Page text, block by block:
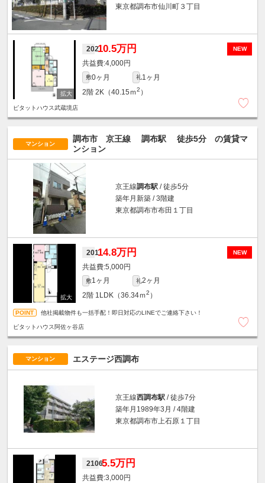
東京都調布市仙川町３丁目
NEW
20210.5万円
4,000円
敷0ヶ月 礼1ヶ月
2階 2K（40.15ｍ2 ）
ピタットハウス武蔵境店
マンション
調布市 京王線 調布駅 徒歩5分 の賃貸マ
ンション
京王線調布駅 / 徒歩5分
築年月新築 / 3階建
東京都調布市布田１丁目
NEW
20114.8万円
5,000円
敷1ヶ月 礼2ヶ月
2階 1LDK（36.34ｍ2 ）
他社掲載物件も一括手配！即日対応のLINEでご連絡下さい！
ピタットハウス阿佐ヶ谷店
マンション エステージ西調布
京王線西調布駅 / 徒歩7分
築年月1989年3月 / 4階建
東京都調布市上石原１丁目
21065.5万円
3,000円